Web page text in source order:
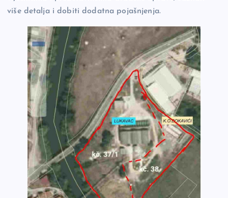
više detalja i dobiti dodatna pojašnjenja.